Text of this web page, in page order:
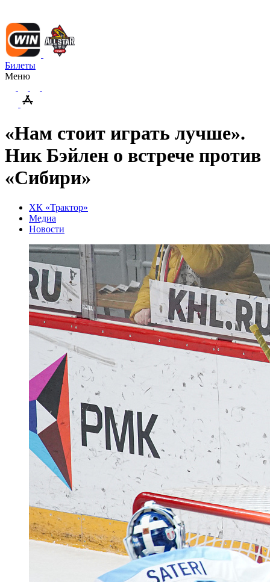
Билеты
Меню
«Нам стоит играть лучше».
Ник Бэйлен о встрече против
«Сибири»
ХК «Трактор»
Медиа
Новости